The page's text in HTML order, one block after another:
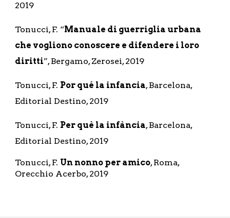
2019
Tonucci, F. “Manuale di guerriglia urbana
che vogliono conoscere e difendere i loro
diritti”, Bergamo, Zerosei, 2019
Tonucci, F. Por qué la infancia, Barcelona,
Editorial Destino, 2019
Tonucci, F. Per què la infància, Barcelona,
Editorial Destino, 2019
Tonucci, F. Un nonno per amico, Roma,
Orecchio Acerbo, 2019